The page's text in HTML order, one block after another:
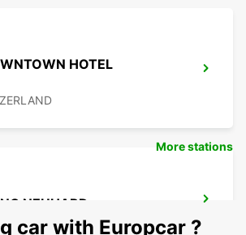
HOTEL
NEUHARD
More stations
car with Europcar ?